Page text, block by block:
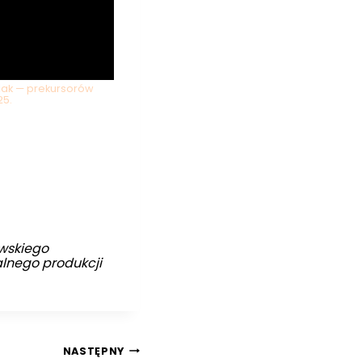
— prekursorów
produkcji
NASTĘPNY